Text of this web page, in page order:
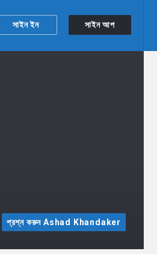
সাইন ইন সাইন আপ
প্রশ্ন করুন Ashad Khandaker